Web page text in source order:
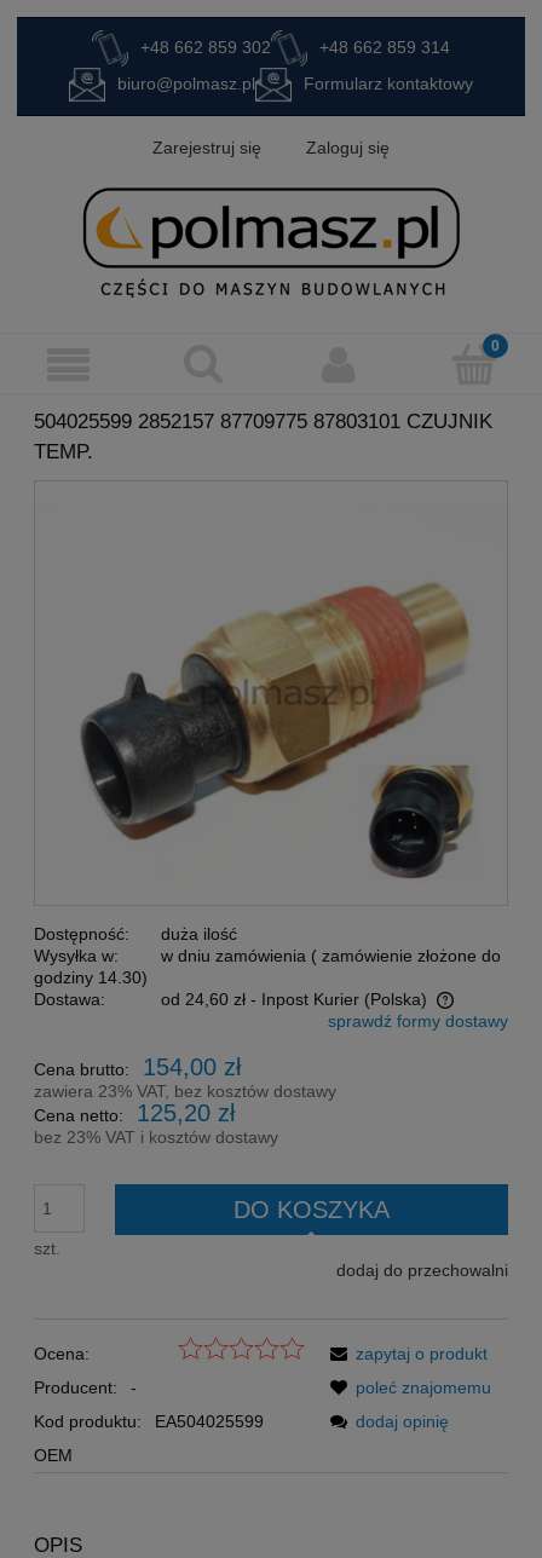
+48 662 859 302
+48 662 859 314
biuro@polmasz.pl
Formularz kontaktowy
Zarejestruj się Zaloguj się
504025599 2852157 87709775 87803101 CZUJNIK
TEMP.
Dostępność:
duża ilość
Wysyłka w:
w dniu zamówienia ( zamówienie złożone do
godziny 14.30)
Dostawa:
od 24,60 zł - Inpost Kurier (Polska)
Cena nie zawiera ewentualnych kosztów płatnościsprawdź formy dostawy
Cena brutto: 154,00 zł
zawiera 23% VAT, bez kosztów dostawy
Cena netto:
125,20 zł
bez 23% VAT i kosztów dostawy
szt.
DO KOSZYKA
dodaj do przechowalni
Ocena:
Producent:
-
Kod produktu:
EA504025599
OEM
zapytaj o produkt
poleć znajomemu
dodaj opinię
OPIS